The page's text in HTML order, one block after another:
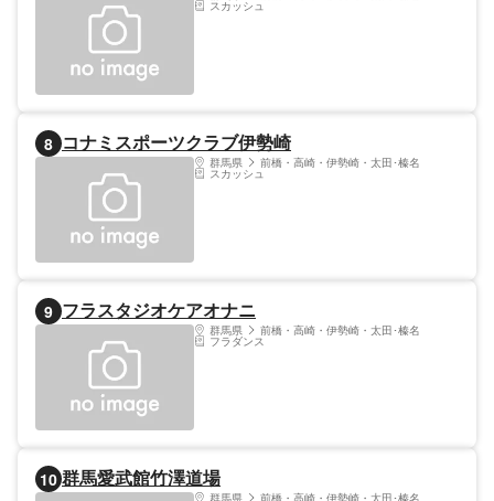
スカッシュ
8 コナミスポーツクラブ伊勢崎
群馬県 前橋・高崎・伊勢崎・太田･榛名
スカッシュ
9 フラスタジオケアオナニ
群馬県 前橋・高崎・伊勢崎・太田･榛名
フラダンス
10 群馬愛武館竹澤道場
群馬県 前橋・高崎・伊勢崎・太田･榛名